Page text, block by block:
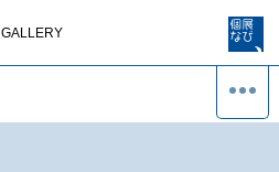
GALLERY